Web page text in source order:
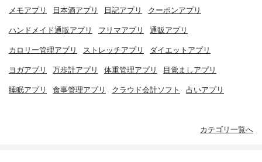
メモアプリ 日本酒アプリ 日記アプリ クーポンアプリ
ハンドメイド通販アプリ フリマアプリ 通販アプリ
カロリー管理アプリ ストレッチアプリ ダイエットアプリ
ヨガアプリ 万歩計アプリ 体重管理アプリ 目覚ましアプリ
睡眠アプリ 食事管理アプリ クラウド会計ソフト 占いアプリ
カテゴリ一覧へ